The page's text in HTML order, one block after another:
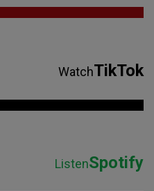
WatchTikTok
ListenSpotify